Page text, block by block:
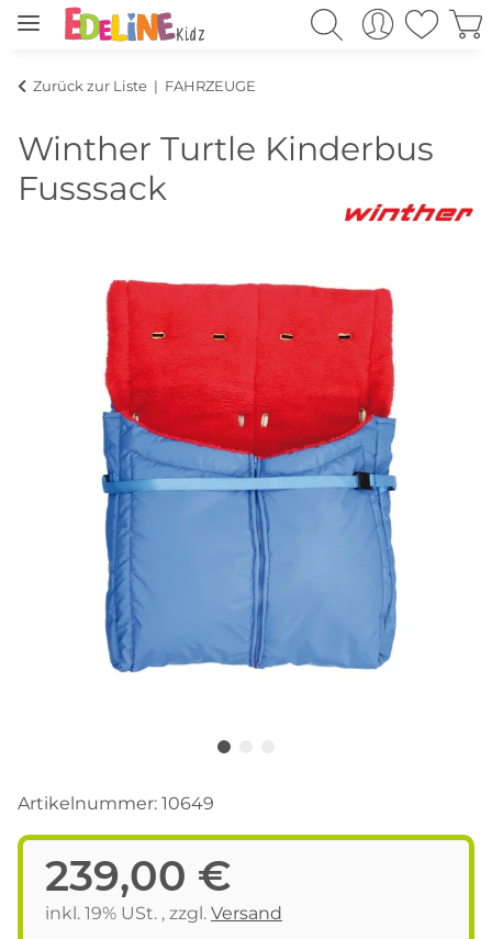
Zurück zur Liste FAHRZEUGE
Winther Turtle Kinderbus
Fusssack
Artikelnummer: 10649
239,00 €
inkl. 19% USt. , zzgl. Versand